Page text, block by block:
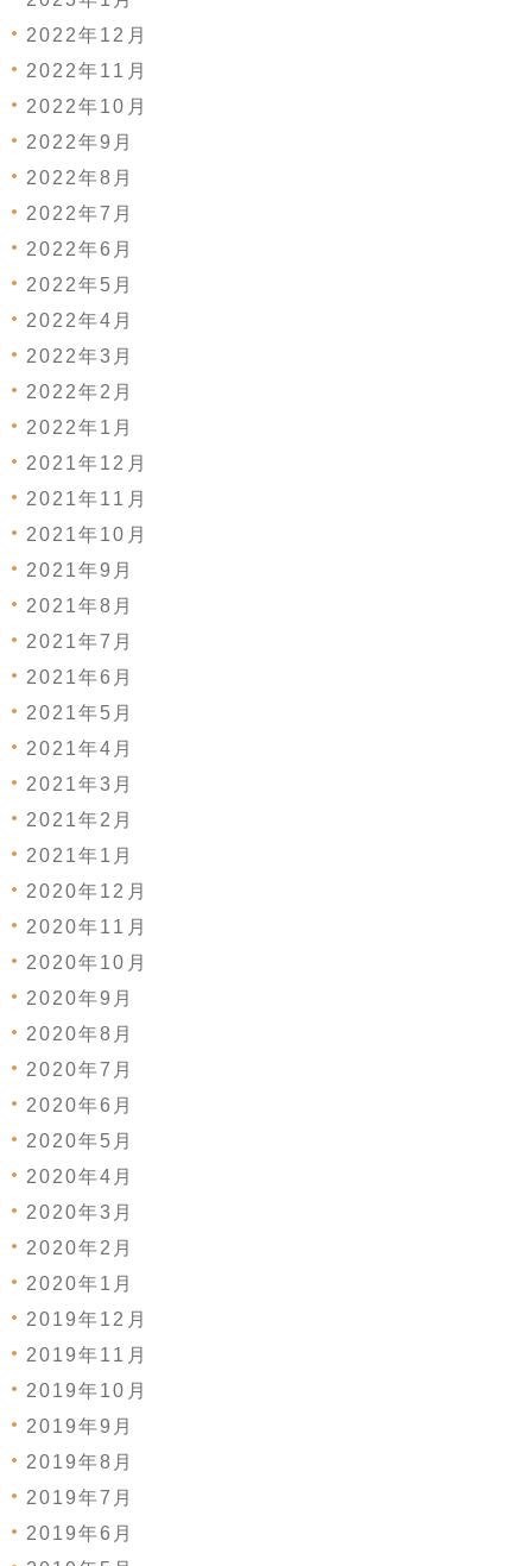
2022年12月
2022年11月
2022年10月
2022年9月
2022年8月
2022年7月
2022年6月
2022年5月
2022年4月
2022年3月
2022年2月
2022年1月
2021年12月
2021年11月
2021年10月
2021年9月
2021年8月
2021年7月
2021年6月
2021年5月
2021年4月
2021年3月
2021年2月
2021年1月
2020年12月
2020年11月
2020年10月
2020年9月
2020年8月
2020年7月
2020年6月
2020年5月
2020年4月
2020年3月
2020年2月
2020年1月
2019年12月
2019年11月
2019年10月
2019年9月
2019年8月
2019年7月
2019年6月